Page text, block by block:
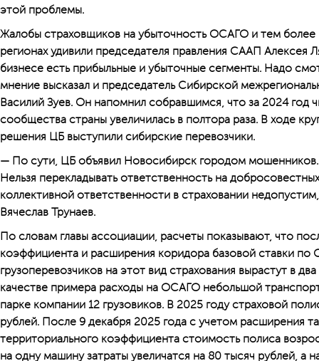
этой проблемы.
Жалобы страховщиков на убыточность ОСАГО и тем более
регионах удивили председателя правления СААП
бизнесе есть прибыльные и убыточные сегменты. Надо
мнение высказал и председатель Сибирской
Василий Зуев. Он напомнил собравшимся, что за 2024 год
сообщества страны увеличилась в полтора раза. В ходе
решения ЦБ выступили сибирские перевозчики.
— По сути, ЦБ объявил Новосибирск городом
Нельзя перекладывать ответственность на
коллективной ответственности в страховании
Вячеслав Трунаев.
По словам главы ассоциации, расчеты показывают, что
коэффициента и расширения коридора базовой ставки
грузоперевозчиков на этот вид страхования вырастут в
качестве примера расходы на ОСАГО небольшой
парке компании 12 грузовиков. В 2025 году страховой
рублей. После 9 декабря 2025 года с учетом расширения
территориального коэффициента стои­мость полиса
на одну машину затраты увеличатся на 80 тысяч рублей, а